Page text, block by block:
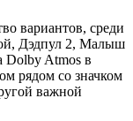
вариантов, среди
Дэдпул 2, Малыш
Dolby Atmos в
рядом со значком
важной